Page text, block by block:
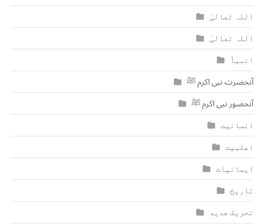
اللہ تعالیٰ
اللہ تعالیٰ
انبیاٗ
آنحضرت نبی اکرم ﷺ
آنحضور نبی اکرم ﷺ
انسانیت
اھلبیت
ایمانیات
تاریخ
تحریک جدید